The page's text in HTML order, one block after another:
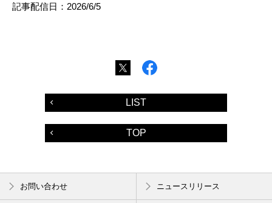
記事配信日：2026/6/5
LIST
TOP
お問い合わせ ニュースリリース